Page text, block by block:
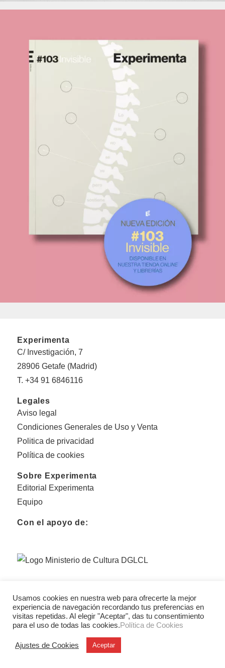
Experimenta
C/ Investigación, 7
28906 Getafe (Madrid)
T. +34 91 6846116
Legales
Aviso legal
Condiciones Generales de Uso y Venta
Politica de privacidad
Política de cookies
Sobre Experimenta
Editorial Experimenta
Equipo
Con el apoyo de:
Usamos cookies en nuestra web para ofrecerte la mejor
experiencia de navegación recordando tus preferencias en
visitas repetidas. Al elegir "Aceptar", das tu consentimiento
para el uso de todas las cookies.Política de Cookies
Ajustes de Cookies Aceptar